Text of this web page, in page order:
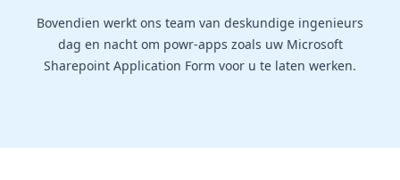
Bovendien werkt ons team van deskundige ingenieurs
dag en nacht om powr-apps zoals uw Microsoft
Sharepoint Application Form voor u te laten werken.